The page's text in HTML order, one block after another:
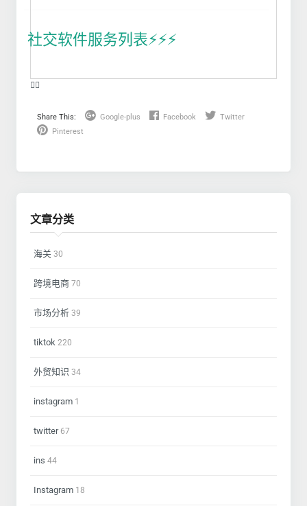
社交软件服务列表⚡️⚡️⚡️
❤️‍🔥
Share This: Google-plus Facebook
Twitter
Pinterest
文章分类
海关 30
跨境电商 70
市场分析 39
tiktok 220
外贸知识 34
instagram 1
twitter67
ins 44
Instagram 18